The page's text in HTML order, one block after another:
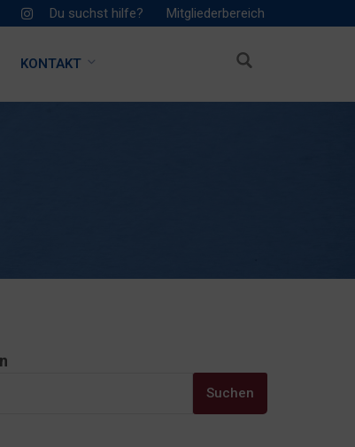
Du suchst hilfe? Mitgliederbereich
KONTAKT
Suchen